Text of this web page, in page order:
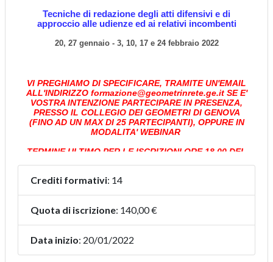
Crediti formativi: 14
Quota di iscrizione: 140,00 €
Data inizio: 20/01/2022